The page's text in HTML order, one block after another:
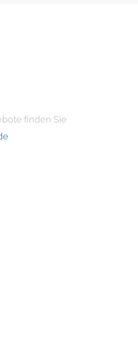
finden Sie